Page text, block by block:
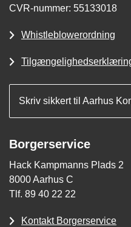
CVR-nummer: 55133018
Whistleblowerordning
Skriv sikkert til Aarhus
Borgerservice
Hack Kampmanns Plads 2
8000 Aarhus C
Tlf. 89 40 22 22
Kontakt Borgerservice